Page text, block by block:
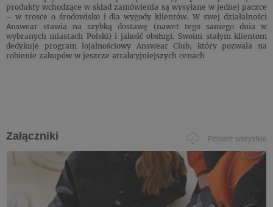
produkty wchodzące w skład zamówienia są wysyłane w jednej paczce
– w trosce o środowisko i dla wygody klientów. W swej działalności
Answear stawia na szybką dostawę (nawet tego samego dnia w
wybranych miastach Polski) i jakość obsługi. Swoim stałym klientom
dedykuje program lojalnościowy Answear Club, który pozwala na
robienie zakupów w jeszcze atrakcyjniejszych cenach
Załączniki Pobierz wszystkie